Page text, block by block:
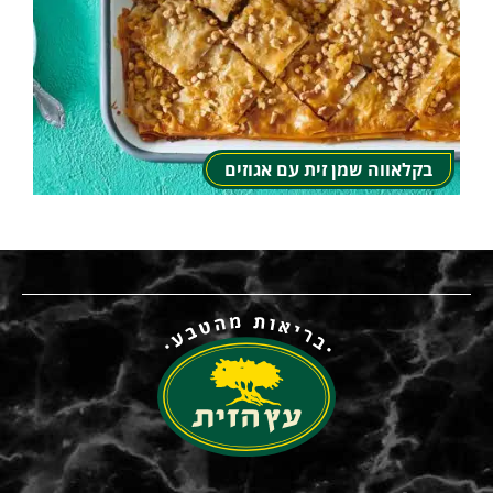
בקלאווה שמן זית עם אגוזים